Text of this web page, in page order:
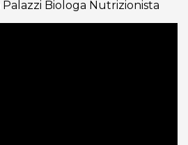
Palazzi Biologa Nutrizionista